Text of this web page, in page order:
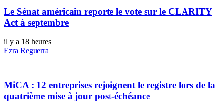
Le Sénat américain reporte le vote sur le CLARITY
Act à septembre
il y a 18 heures
Ezra Reguerra
MiCA : 12 entreprises rejoignent le registre lors de la
quatrième mise à jour post-échéance